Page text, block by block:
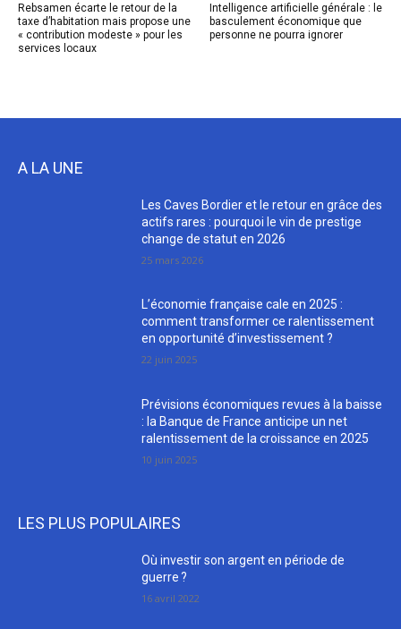
Rebsamen écarte le retour de la
taxe d’habitation mais propose une
« contribution modeste » pour les
services locaux
Intelligence artificielle générale : le
basculement économique que
personne ne pourra ignorer
A LA UNE
Les Caves Bordier et le retour en grâce des
actifs rares : pourquoi le vin de prestige
change de statut en 2026
25 mars 2026
L’économie française cale en 2025 :
comment transformer ce ralentissement
en opportunité d’investissement ?
22 juin 2025
Prévisions économiques revues à la baisse
: la Banque de France anticipe un net
ralentissement de la croissance en 2025
10 juin 2025
LES PLUS POPULAIRES
Où investir son argent en période de
guerre ?
16 avril 2022